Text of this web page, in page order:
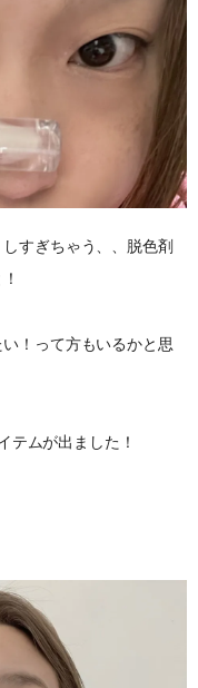
すぎちゃう、、脱色剤
！って方もいるかと思
テムが出ました！